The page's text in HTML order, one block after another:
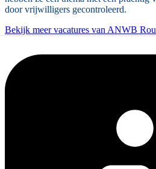
door vrijwilligers gecontroleerd.
Bekijk meer vacatures van ANWB